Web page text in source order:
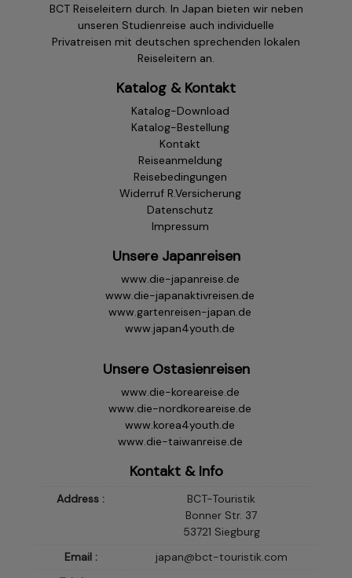
BCT Reiseleitern durch. In Japan bieten wir neben
unseren Studienreise auch individuelle
Privatreisen mit deutschen sprechenden lokalen
Reiseleitern an.
Katalog & Kontakt
Katalog-Download
Katalog-Bestellung
Kontakt
Reiseanmeldung
Reisebedingungen
Widerruf R.Versicherung
Datenschutz
Impressum
Unsere Japanreisen
www.die-japanreise.de
www.die-japanaktivreisen.de
www.gartenreisen-japan.de
www.japan4youth.de
Unsere Ostasienreisen
www.die-koreareise.de
www.die-nordkoreareise.de
www.korea4youth.de
www.die-taiwanreise.de
Kontakt & Info
Address :
BCT-Touristik
Bonner Str. 37
53721 Siegburg
Email :
japan@bct-touristik.com